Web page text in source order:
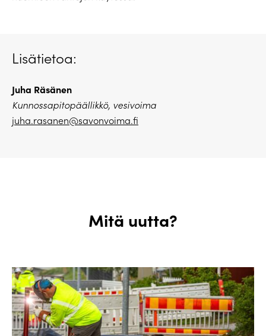
Lisätietoa:
Juha Räsänen
Kunnossapitopäällikkö, vesivoima
juha.rasanen@savonvoima.fi
Mitä uutta?